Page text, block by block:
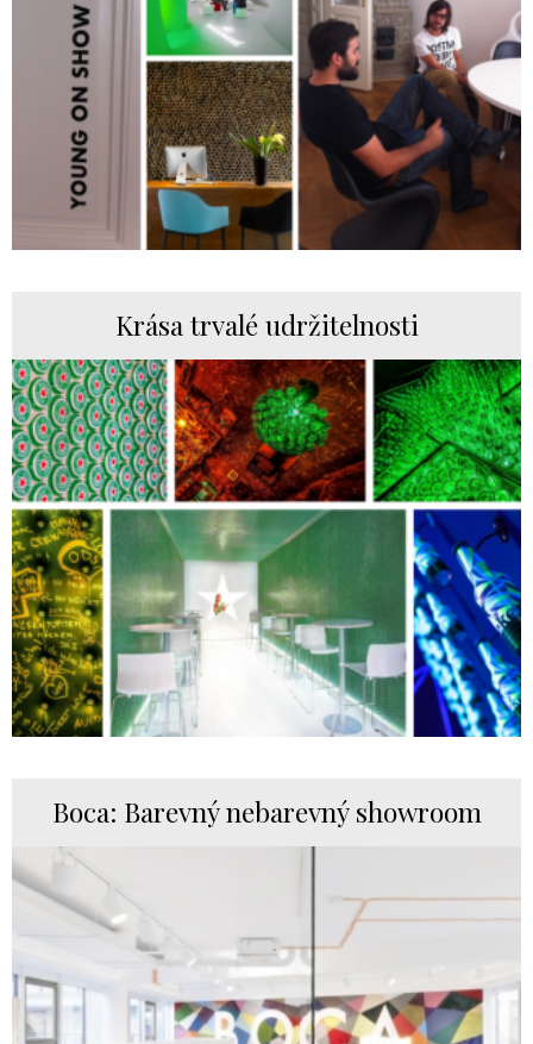
Krása trvalé udržitelnosti
Boca: Barevný nebarevný showroom